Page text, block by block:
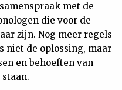
met de
die voor de
zijn. Nog meer regels
niet de oplossing, maar
en behoeften van